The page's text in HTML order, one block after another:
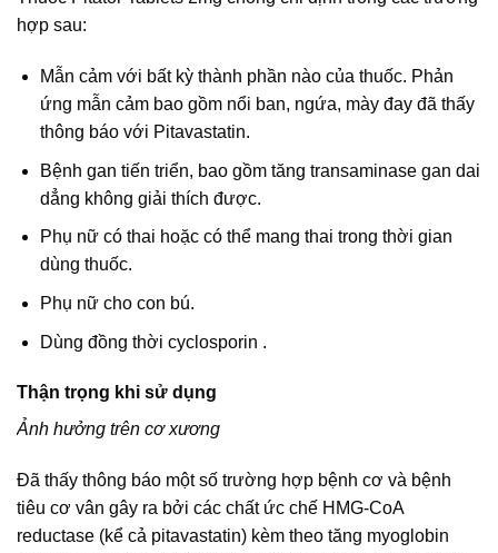
hợp sau:
Mẫn cảm với bất kỳ thành phần nào của thuốc. Phản
ứng mẫn cảm bao gồm nổi ban, ngứa, mày đay đã thấy
thông báo với Pitavastatin.
Bệnh gan tiến triển, bao gồm tăng transaminase gan dai
dẳng không giải thích được.
Phụ nữ có thai hoặc có thể mang thai trong thời gian
dùng thuốc.
Phụ nữ cho con bú.
Dùng đồng thời cyclosporin .
Thận trọng khi sử dụng
Ảnh hưởng trên cơ xương
Đã thấy thông báo một số trường hợp bệnh cơ và bệnh
tiêu cơ vân gây ra bởi các chất ức chế HMG-CoA
reductase (kể cả pitavastatin) kèm theo tăng myoglobin